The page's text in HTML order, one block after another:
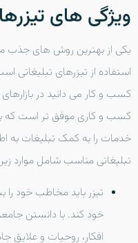
ویژگی های
یکی از بهترین روش های جذب
استفاده از تیزرهای تبلیغاتی
کسب و کار می دانید در
کسب و کاری موفق تر است که
خدمات را به کمک تبلیغات به
تبلیغاتی مناسب شامل موارد
تیزر باید مخاطب خود را
خود کند. با دانستن
افکار، روحیات و علایق